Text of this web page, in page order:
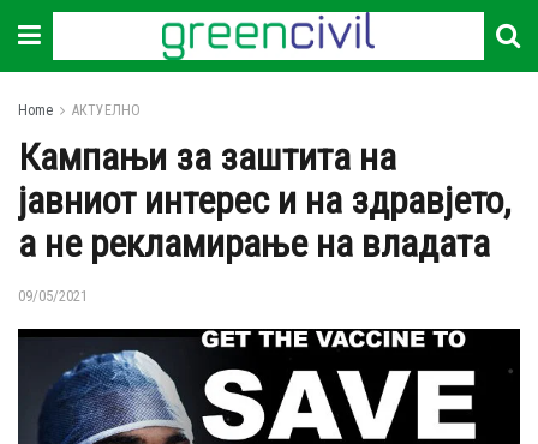
Home АКТУЕЛНО
Кампањи за заштита на
јавниот интерес и на здравјето,
а не рекламирање на владата
09/05/2021